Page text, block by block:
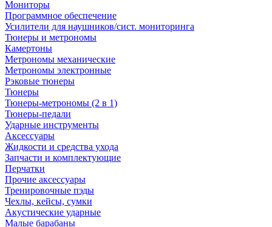
Мониторы
Программное обеспечение
Усилители для наушников/сист. мониторинга
Тюнеры и метрономы
Камертоны
Метрономы механические
Метрономы электронные
Рэковые тюнеры
Тюнеры
Тюнеры-метрономы (2 в 1)
Тюнеры-педали
Ударные инструменты
Аксессуары
Жидкости и средства ухода
Запчасти и комплектующие
Перчатки
Прочие аксессуары
Тренировочные пэды
Чехлы, кейсы, сумки
Акустические ударные
Mалые барабаны